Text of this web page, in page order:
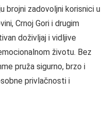
brojni zadovoljni korisnici u
Crnoj Gori i drugim
doživljaj i vidljive
životu. Bez
pruža sigurno, brzo i
privlačnosti i